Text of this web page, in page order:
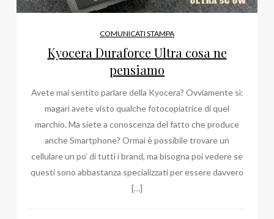
COMUNICATI STAMPA
Kyocera Duraforce Ultra cosa ne
pensiamo
Avete mai sentito parlare della Kyocera? Ovviamente sì:
magari avete visto qualche fotocopiatrice di quel
marchio. Ma siete a conoscenza del fatto che produce
anche Smartphone? Ormai è possibile trovare un
cellulare un po’ di tutti i brand, ma bisogna poi vedere se
questi sono abbastanza specializzati per essere davvero
[…]